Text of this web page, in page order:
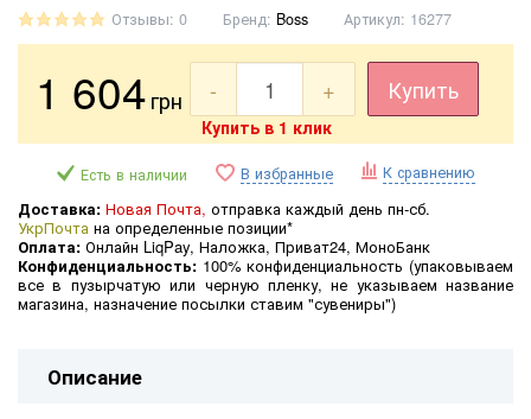
Отзывы: 0 Бренд: Boss Артикул: 16277
1 604грн - + Купить
Купить в 1 клик
Есть в наличии В избранные К сравнению
Доставка: Новая Почта, отправка каждый день пн-сб.
УкрПочта на определенные позиции*
Оплата: Онлайн LiqPay, Наложка, Приват24, МоноБанк
Конфиденциальность: 100% конфиденциальность (упаковываем
все в пузырчатую или черную пленку, не указываем название
магазина, назначение посылки ставим "сувениры")
Описание